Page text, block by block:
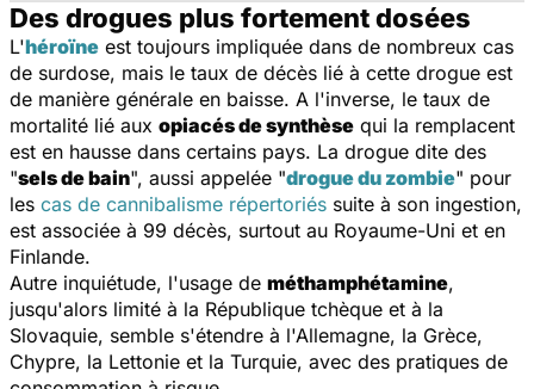
Des drogues plus fortement dosées
L'héroïne est toujours impliquée dans de nombreux cas
de surdose, mais le taux de décès lié à cette drogue est
de manière générale en baisse. A l'inverse, le taux de
mortalité lié aux opiacés de synthèse qui la remplacent
est en hausse dans certains pays. La drogue dite des
"sels de bain", aussi appelée "drogue du zombie" pour
les cas de cannibalisme répertoriés suite à son ingestion,
est associée à 99 décès, surtout au Royaume-Uni et en
Finlande.
Autre inquiétude, l'usage de méthamphétamine,
jusqu'alors limité à la République tchèque et à la
Slovaquie, semble s'étendre à l'Allemagne, la Grèce,
Chypre, la Lettonie et la Turquie, avec des pratiques de